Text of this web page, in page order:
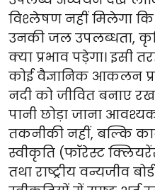
विश्लेषण नहीं मिलेगा कि
उनकी जल उपलब्धता,
क्या प्रभाव पड़ेगा। इसी
कोई वैज्ञानिक आकलन
नदी को जीवित बनाए
पानी छोड़ा जाना
तकनीकी नहीं, बल्कि
स्वीकृति (फॉरेस्ट
तथा राष्ट्रीय वन्यजीव